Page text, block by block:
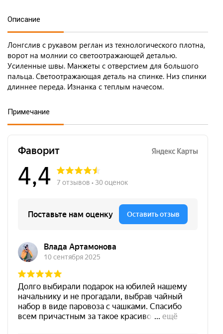
Описание
Лонгслив с рукавом реглан из технологического плотна,
ворот на молнии со светоотражающей деталью.
Усиленные швы. Манжеты с отверстием для большого
пальца. Светоотражающая деталь на спинке. Низ спинки
длиннее переда. Изнанка с теплым начесом.
Примечание